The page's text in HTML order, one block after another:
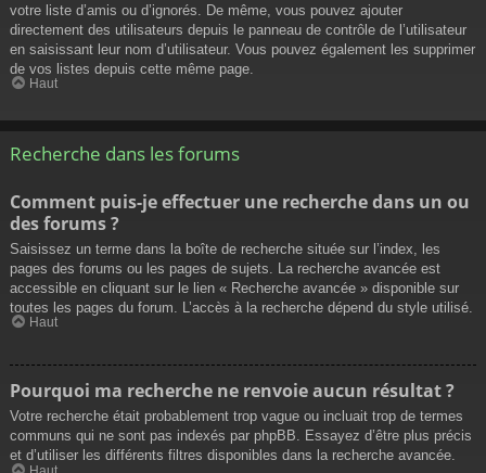
votre liste d’amis ou d’ignorés. De même, vous pouvez ajouter
directement des utilisateurs depuis le panneau de contrôle de l’utilisateur
en saisissant leur nom d’utilisateur. Vous pouvez également les supprimer
de vos listes depuis cette même page.
Haut
Recherche dans les forums
Comment puis-je effectuer une recherche dans un ou
des forums ?
Saisissez un terme dans la boîte de recherche située sur l’index, les
pages des forums ou les pages de sujets. La recherche avancée est
accessible en cliquant sur le lien « Recherche avancée » disponible sur
toutes les pages du forum. L’accès à la recherche dépend du style utilisé.
Haut
Pourquoi ma recherche ne renvoie aucun résultat ?
Votre recherche était probablement trop vague ou incluait trop de termes
communs qui ne sont pas indexés par phpBB. Essayez d’être plus précis
et d’utiliser les différents filtres disponibles dans la recherche avancée.